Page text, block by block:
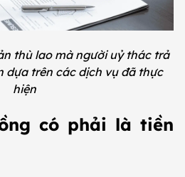
thù lao mà người uỷ thác trả
dựa trên các dịch vụ đã thực
hiện
có phải là tiền